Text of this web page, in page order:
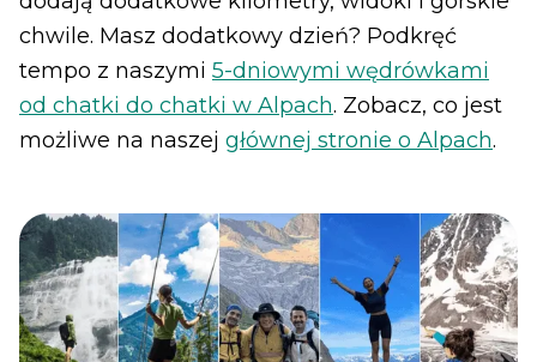
chwile. Masz dodatkowy dzień? Podkręć
tempo z naszymi 5-dniowymi wędrówkami
od chatki do chatki w Alpach. Zobacz, co jest
możliwe na naszej głównej stronie o Alpach.